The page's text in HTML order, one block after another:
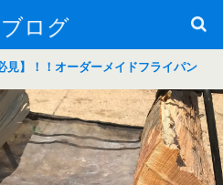
ブログ
】！！オーダーメイドフライパン